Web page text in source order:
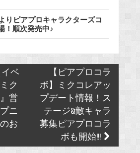
りピアプロキャラクターズコ
！順次発売中♪
イベ
ク
営
ニ
お
【ピアプロコラ
ボ】ミクコレアッ
プデート情報！ス
テージ&敵キャラ
募集ピアプロコラ
ボも開始!!!